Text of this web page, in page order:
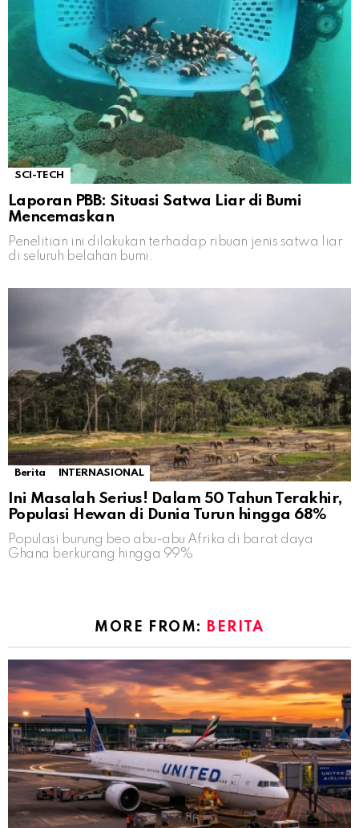
SCI-TECH
Laporan PBB: Situasi Satwa Liar di Bumi
Mencemaskan
Penelitian ini dilakukan terhadap ribuan jenis satwa liar
di seluruh belahan bumi.
Berita INTERNASIONAL
Ini Masalah Serius! Dalam 50 Tahun Terakhir,
Populasi Hewan di Dunia Turun hingga 68%
Populasi burung beo abu-abu Afrika di barat daya
Ghana berkurang hingga 99%
MORE FROM: BERITA